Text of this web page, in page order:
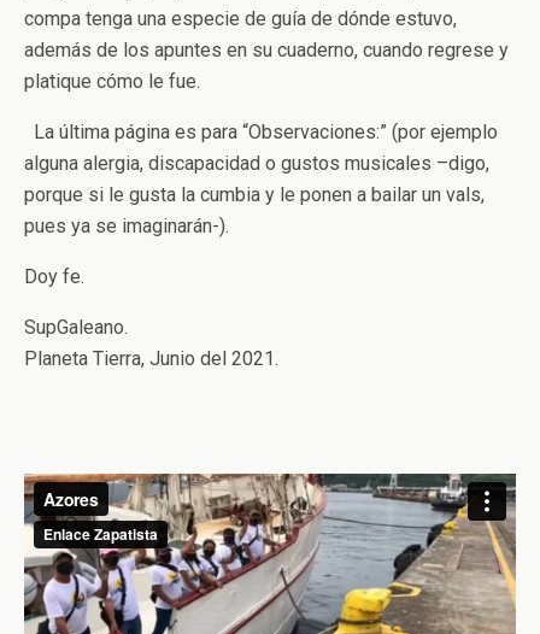
compa tenga una especie de guía de dónde estuvo,
además de los apuntes en su cuaderno, cuando regrese y
platique cómo le fue.
La última página es para “Observaciones:” (por ejemplo
alguna alergia, discapacidad o gustos musicales –digo,
porque si le gusta la cumbia y le ponen a bailar un vals,
pues ya se imaginarán-).
Doy fe.
SupGaleano.
Planeta Tierra, Junio del 2021.